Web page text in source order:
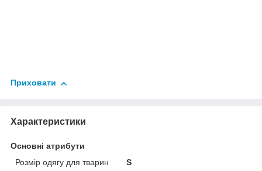
Приховати
Характеристики
Основні атрибути
Розмір одягу для тварин
S